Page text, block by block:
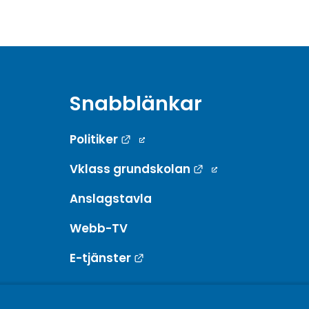
Snabblänkar
Politiker
Länk till annan webbplats.
Vklass grundskolan
Länk till annan
Anslagstavla
Webb-TV
E-tjänster